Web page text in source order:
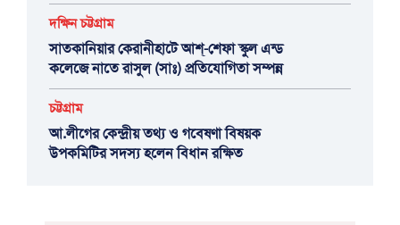
দক্ষিন চট্টগ্রাম
সাতকানিয়ার কেরানীহাটে আশ্-শেফা স্কুল এন্ড
কলেজে নাতে রাসুল (সাঃ) প্রতিযোগিতা সম্পন্ন
চট্টগ্রাম
আ.লীগের কেন্দ্রীয় তথ্য ও গবেষণা বিষয়ক
উপকমিটির সদস্য হলেন বিধান রক্ষিত